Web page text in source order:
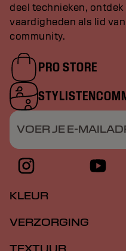
deel technieken,
vaardigheden als lid
community.
PRO STORE
VOER JE E-
KLEUR
VERZORGING